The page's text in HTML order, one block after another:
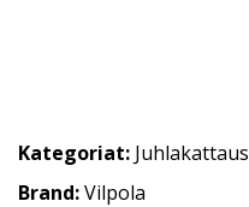
Kategoriat: Juhlakattaus
Brand:Vilpola